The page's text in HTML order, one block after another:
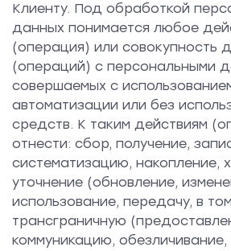
Клиенту. Под обработкой
данных понимается любое
(операция) или совокупность
(операций) с персональными
совершаемых с
автоматизации или без
средств. К таким действиям
отнести: сбор, получение,
систематизацию, накопление,
уточнение (обновление,
использование, передачу, в
трансграничную
коммуникацию,